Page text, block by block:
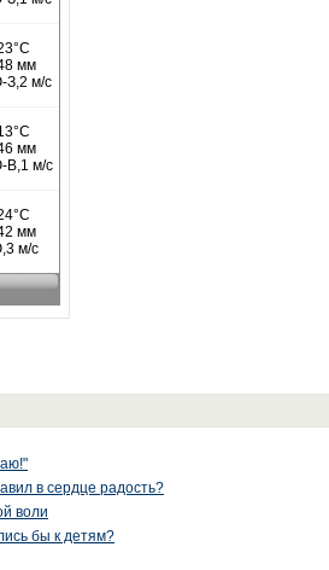
в сердце радость?
воли
бы к детям?